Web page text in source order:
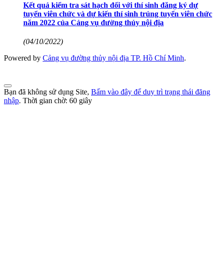
Kết quả kiểm tra sát hạch đối với thí sinh đăng ký dự
tuyển viên chức và dự kiến thí sinh trúng tuyển viên chức
năm 2022 của Cảng vụ đường thủy nội địa
(04/10/2022)
Powered by Cảng vụ đường thủy nội địa TP. Hồ Chí Minh.
Bạn đã không sử dụng Site, Bấm vào đây để duy trì trạng thái đăng
nhập. Thời gian chờ: 60 giây